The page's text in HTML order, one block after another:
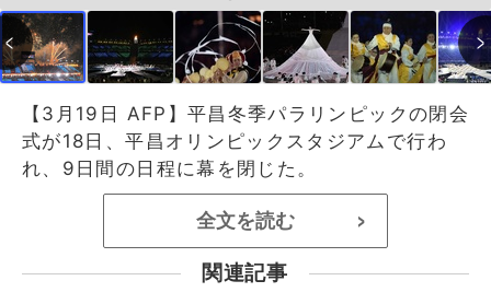
【3月19日 AFP】平昌冬季パラリンピックの閉会
式が18日、平昌オリンピックスタジアムで行わ
れ、9日間の日程に幕を閉じた。
全文を読む >
関連記事